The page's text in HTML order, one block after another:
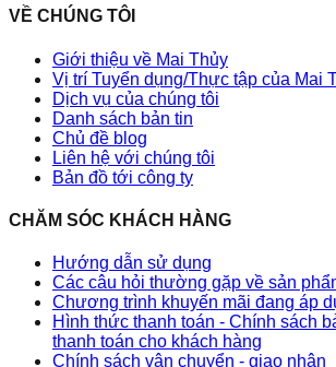
VỀ CHÚNG TÔI
Giới thiệu về Mai Thủy
Vị trí Tuyển dụng/Thực tập của Mai
Dịch vụ của chúng tôi
Danh sách bản tin
Chủ đề blog
Liên hệ với chúng tôi
Bản đồ tới công ty
CHĂM SÓC KHÁCH HÀNG
Hướng dẫn sử dụng
Các câu hỏi thường gặp về sản
Chương trình khuyến mãi đang áp
Hình thức thanh toán - Chính sách
thanh toán cho khách hàng
Chính sách vận chuyển - giao nhận